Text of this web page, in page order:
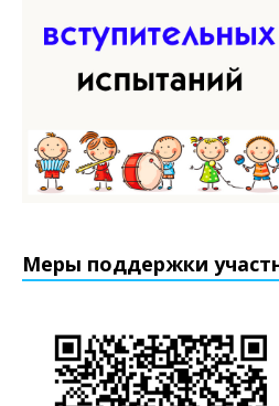
Меры поддержки